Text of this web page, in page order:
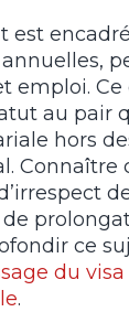
est
annuelles,
emploi. Ce
au pair
hors
Connaître
ce
du
.